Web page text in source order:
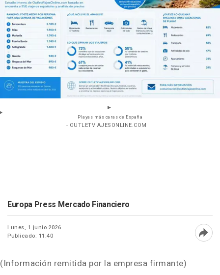
Playas más caras de España
- OUTLETVIAJESONLINE.COM
Europa Press Mercado Financiero
Lunes, 1 junio 2026
Publicado: 11:40
(Información remitida por la empresa firmante)